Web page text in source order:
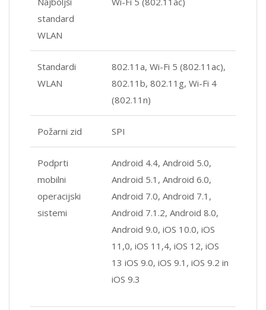
standard
WLAN
Standardi
WLAN
802.11a, Wi-Fi 5 (802.11ac),
802.11b, 802.11g, Wi-Fi 4
(802.11n)
Požarni zid SPI
Podprti
mobilni
operacijski
sistemi
Android 4.4, Android 5.0,
Android 5.1, Android 6.0,
Android 7.0, Android 7.1,
Android 7.1.2, Android 8.0,
Android 9.0, iOS 10.0, iOS
11,0, iOS 11,4, iOS 12, iOS
13 iOS 9.0, iOS 9.1, iOS 9.2 in
iOS 9.3